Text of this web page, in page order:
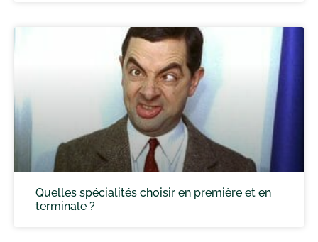
Quelles spécialités choisir en première et en
terminale ?